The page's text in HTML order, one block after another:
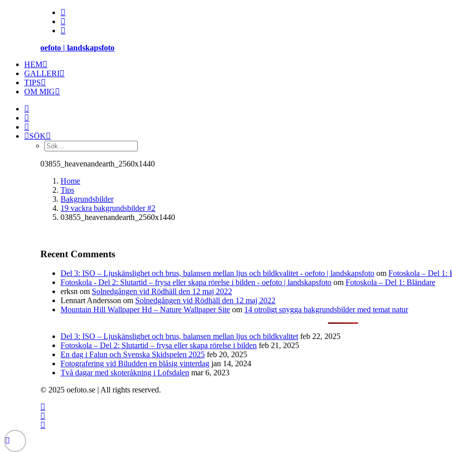
oefoto | landskapsfoto
HEM
GALLERI
TIPS
OM MIG
SÖK
03855_heavenandearth_2560x1440
Home
Tips
Bakgrundsbilder
19 vackra bakgrundsbilder #2
03855_heavenandearth_2560x1440
Recent Comments
Del 3: ISO – Ljuskänslighet och brus, balansen mellan ljus och bildkvalitet - oefoto | landskapsfoto om Fotoskola – Del 1:
Fotoskola - Del 2: Slutartid – frysa eller skapa rörelse i bilden - oefoto | landskapsfoto om Fotoskola – Del 1: Bländare
erksn om Solnedgången vid Rödhäll den 12 maj 2022
Lennart Andersson om Solnedgången vid Rödhäll den 12 maj 2022
Mountain Hill Wallpaper Hd – Nature Wallpaper Site om 14 otroligt snygga bakgrundsbilder med temat natur
Del 3: ISO – Ljuskänslighet och brus, balansen mellan ljus och bildkvalitet feb 22, 2025
Fotoskola – Del 2: Slutartid – frysa eller skapa rörelse i bilden feb 21, 2025
En dag i Falun och Svenska Skidspelen 2025 feb 20, 2025
Fotografering vid Biludden en blåsig vinterdag jan 14, 2024
Två dagar med skoteråkning i Lofsdalen mar 6, 2023
© 2025 oefoto.se | All rights reserved.